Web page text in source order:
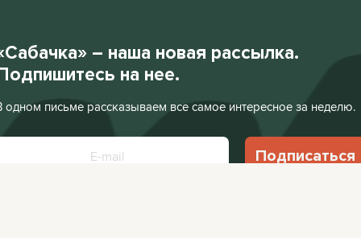
– наша новая рассылка.
на нее.
одном письме рассказываем все самое интересное за неделю.
Подписаться